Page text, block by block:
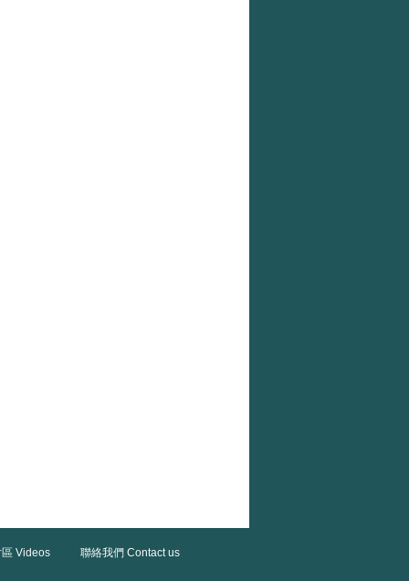
Videos 聯絡我們 Contact us